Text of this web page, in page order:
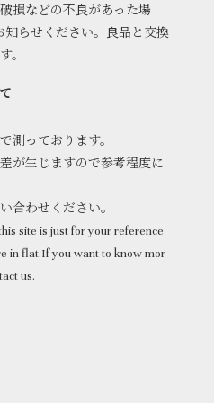
損などの不良があった場
知らせください。良品と交換
。
測っております。
が生じますので参考程度に
合わせください。
site is just for your reference
in flat.If you want to know mor
us.